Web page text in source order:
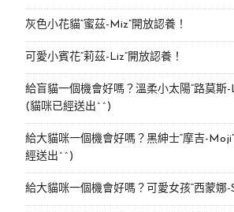
灰色小花貓“蜜茲-Miz”開放認養！
可愛小賓花“莉茲-Liz”開放認養！
給盲貓一個機會好嗎？溫柔小太陽“路莫斯-
(貓咪已經送出^^)
給大貓咪一個機會好嗎？黑紳士“摩吉-
經送出^^)
給大貓咪一個機會好嗎？可愛女孩“西蒙娜-